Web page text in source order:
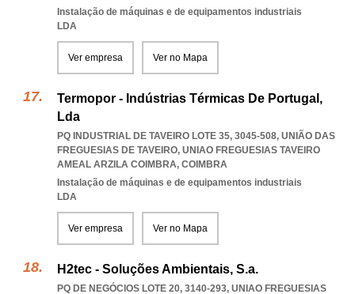
Instalação de máquinas e de equipamentos industriais
LDA
Ver empresa Ver no Mapa
Termopor - Indústrias Térmicas De Portugal,
Lda
PQ INDUSTRIAL DE TAVEIRO LOTE 35, 3045-508, UNIÃO DAS
FREGUESIAS DE TAVEIRO, UNIAO FREGUESIAS TAVEIRO
AMEAL ARZILA COIMBRA, COIMBRA
Instalação de máquinas e de equipamentos industriais
LDA
Ver empresa Ver no Mapa
H2tec - Soluções Ambientais, S.a.
PQ DE NEGÓCIOS LOTE 20, 3140-293, UNIAO FREGUESIAS